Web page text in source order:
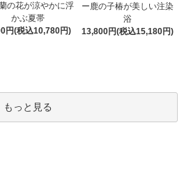
の花が涼やかに浮
かぶ夏帯
円(税込10,780円)
ー鹿の子椿が美しい注染
浴
13,800円(税込15,180円)
もっと見る